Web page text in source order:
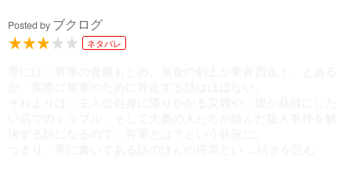
Posted by ブクログ
ネタバレ